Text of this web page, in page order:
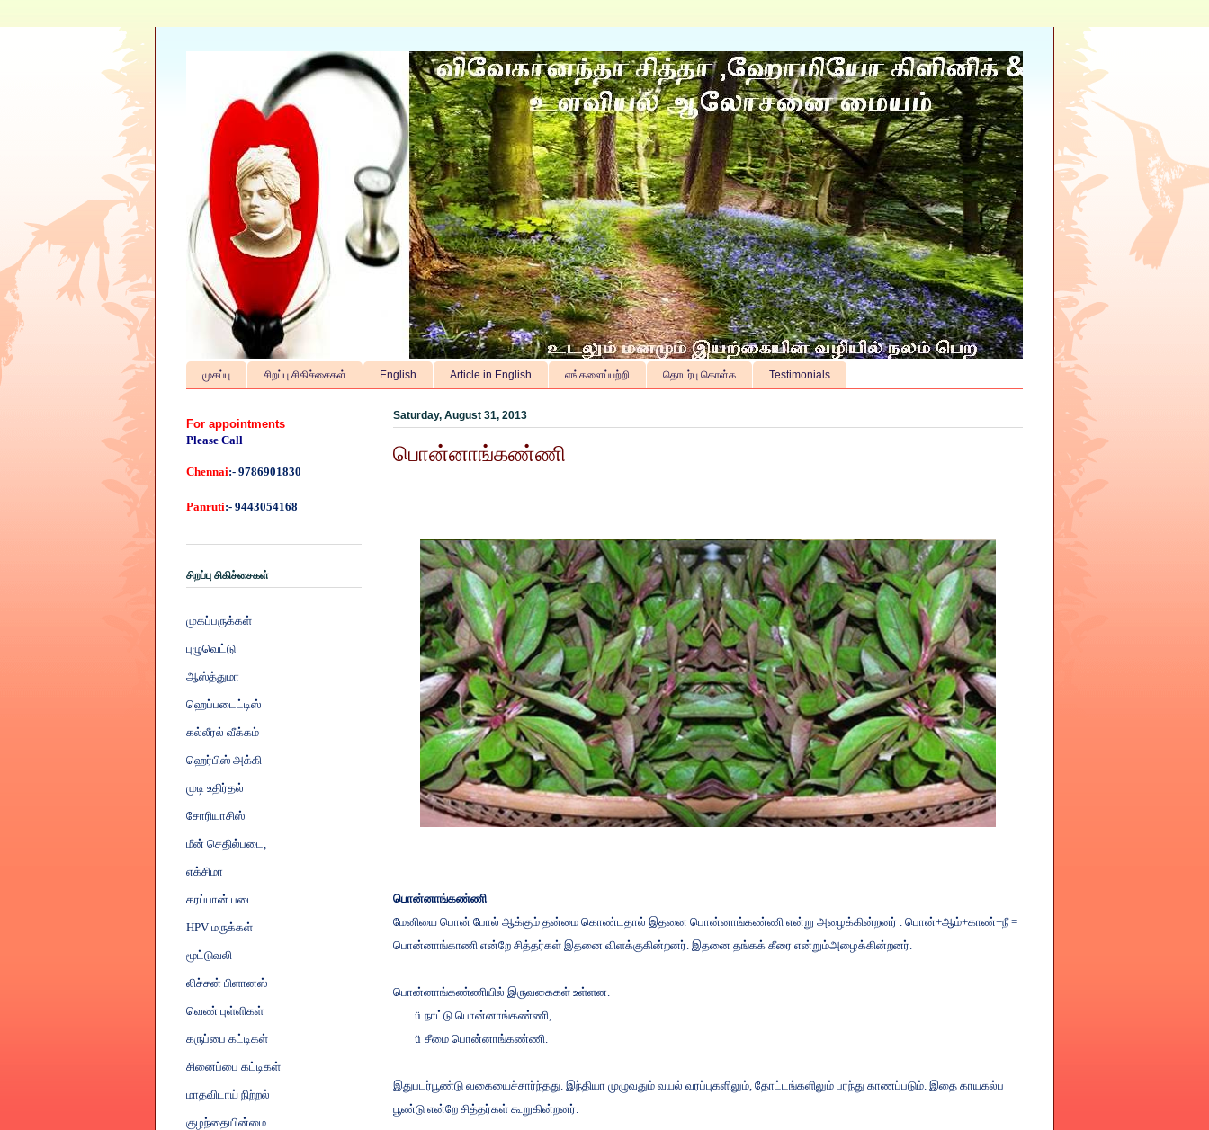
முகப்பு சிறப்பு சிகிச்சைகள் English Article in English எங்களைப்பற்றி தொடர்பு கொள்க Testimonials
Saturday, August 31, 2013
பொன்னாங்கண்ணி
பொன்னாங்கண்ணி
மேனியை பொன் போல் ஆக்கும் தன்மை கொண்டதால் இதனை பொன்னாங்கண்ணி என்று அழைக்கின்றனர் . பொன்+ஆம்+காண்+நீ=
பொன்னாங்காணி என்றே சித்தர்கள் இதனை விளக்குகின்றனர். இதனை தங்கக் கீரை என்றும்அழைக்கின்றனர்.
பொன்னாங்கண்ணியில் இருவகைகள் உள்ளன.
ü நாட்டு பொன்னாங்கண்ணி,
ü சீமை பொன்னாங்கண்ணி.
இதுபடர்பூண்டு வகையைச்சார்ந்தது. இந்தியா முழுவதும் வயல் வரப்புகளிலும், தோட்டங்களிலும் பரந்து காணப்படும். இதை காயகல்ப
பூண்டு என்றே சித்தர்கள் கூறுகின்றனர்.
For appointments
Please Call
Chennai:- 9786901830
Panruti:- 9443054168
சிறப்பு சிகிச்சைகள்
முகப்பருக்கள்
புழுவெட்டு
ஆஸ்த்துமா
ஹெப்படைட்டிஸ்
கல்லீரல் வீக்கம்
ஹெர்பிஸ் அக்கி
முடி உதிர்தல்
சோரியாசிஸ்
மீன் செதில்படை
எக்சிமா
கரப்பான் படை
HPV மருக்கள்
மூட்டுவலி
லிச்சன் பிளானஸ்
வெண் புள்ளிகள்
கருப்பை கட்டிகள்
சினைப்பை கட்டிகள்
மாதவிடாய் நிற்றல்
குழந்தையின்மை